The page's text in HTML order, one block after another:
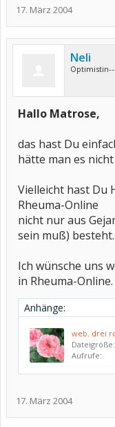
17. März 2004
Neli
Hallo Matrose,
das hast Du
hätte man es
Vielleicht hast Du
Rheuma-Online
nicht nur aus
sein muß) besteht.
Ich wünsche uns
in Rheuma-Online.
Anhänge:
web. drei
Dateigröße:
Aufrufe:
17. März 2004